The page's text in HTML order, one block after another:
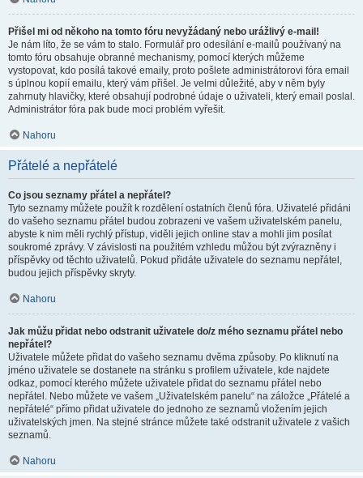
Přišel mi od někoho na tomto fóru nevyžádaný nebo urážlivý e-mail!
Je nám líto, že se vám to stalo. Formulář pro odesílání e-mailů používaný na
tomto fóru obsahuje obranné mechanismy, pomocí kterých můžeme
vystopovat, kdo posílá takové emaily, proto pošlete administrátorovi fóra email
s úplnou kopií emailu, který vám přišel. Je velmi důležité, aby v něm byly
zahrnuty hlavičky, které obsahují podrobné údaje o uživateli, který email poslal.
Administrátor fóra pak bude moci problém vyřešit.
Nahoru
Přátelé a nepřátelé
Co jsou seznamy přátel a nepřátel?
Tyto seznamy můžete použít k rozdělení ostatních členů fóra. Uživatelé přidáni
do vašeho seznamu přátel budou zobrazeni ve vašem uživatelském panelu,
abyste k nim měli rychlý přístup, viděli jejich online stav a mohli jim posílat
soukromé zprávy. V závislosti na použitém vzhledu můžou být zvýrazněny i
příspěvky od těchto uživatelů. Pokud přidáte uživatele do seznamu nepřátel,
budou jejich příspěvky skryty.
Nahoru
Jak můžu přidat nebo odstranit uživatele do/z mého seznamu přátel nebo
nepřátel?
Uživatele můžete přidat do vašeho seznamu dvěma způsoby. Po kliknutí na
jméno uživatele se dostanete na stránku s profilem uživatele, kde najdete
odkaz, pomocí kterého můžete uživatele přidat do seznamu přátel nebo
nepřátel. Nebo můžete ve vašem „Uživatelském panelu“ na záložce „Přátelé a
nepřátelé“ přímo přidat uživatele do jednoho ze seznamů vložením jejich
uživatelských jmen. Na stejné stránce můžete také odstranit uživatele z vašich
seznamů.
Nahoru